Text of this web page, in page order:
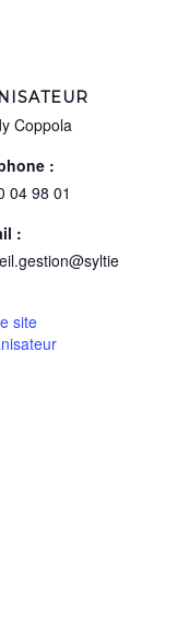
Coppola
:
04 98 01
:
site